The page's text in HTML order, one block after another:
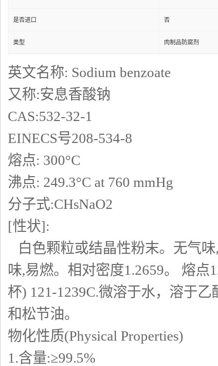
是否进口 否
类型 肉制品防腐剂
英文名称: Sodium benzoate
又称:安息香酸钠
CAS:532-32-1
EINECS号208-534-8
熔点: 300°C
沸点: 249.3°C at 760 mmHg
分子式:CHsNaO2
[性状]:
白色颗粒或结晶性粉末。无气
味,易燃。相对密度1.2659。 熔点
杯) 121-1239C.微溶于水，溶于
和松节油。
物化性质(Physical Properties)
1.含量:≥99.5%